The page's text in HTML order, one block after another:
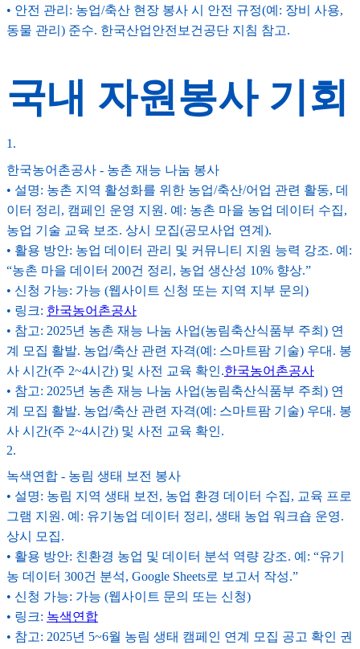
• 안전 관리: 농업/축산 현장 봉사 시 안전 규정(예: 장비 사용,
동물 관리) 준수. 한국산업안전보건공단 지침 참고.
국내 자원봉사 기회
1 .
한국농어촌공사 - 농촌 재능 나눔 봉사
• 설명: 농촌 지역 활성화를 위한 농업/축산/어업 관련 활동, 데
이터 정리, 캠페인 운영 지원. 예: 농촌 마을 농업 데이터 수집,
농업 기술 교육 보조. 상시 모집(공모사업 연계).
• 활용 방안: 농업 데이터 관리 및 커뮤니티 지원 능력 강조. 예:
“농촌 마을 데이터 200건 정리, 농업 생산성 10% 향상.”
• 신청 가능: 가능 (웹사이트 신청 또는 지역 지부 문의)
• 링크: 한국농어촌공사
• 참고: 2025년 농촌 재능 나눔 사업(농림축산식품부 주최) 연
계 모집 활발. 농업/축산 관련 자격(예: 스마트팜 기술) 우대. 봉
사 시간(주 2~4시간) 및 사전 교육 확인.한국농어촌공사
• 참고: 2025년 농촌 재능 나눔 사업(농림축산식품부 주최) 연
계 모집 활발. 농업/축산 관련 자격(예: 스마트팜 기술) 우대. 봉
사 시간(주 2~4시간) 및 사전 교육 확인.
2.
녹색연합 - 농림 생태 보전 봉사
• 설명: 농림 지역 생태 보전, 농업 환경 데이터 수집, 교육 프로
그램 지원. 예: 유기농업 데이터 정리, 생태 농업 워크숍 운영.
상시 모집.
• 활용 방안: 친환경 농업 및 데이터 분석 역량 강조. 예: “유기
농 데이터 300건 분석, Google Sheets로 보고서 작성.”
• 신청 가능: 가능 (웹사이트 문의 또는 신청)
• 링크: 녹색연합
• 참고: 2025년 5~6월 농림 생태 캠페인 연계 모집 공고 확인 권